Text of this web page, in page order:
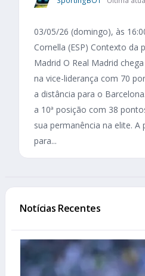
03/05/26 (domingo), às
Cornella (ESP) Contexto da
Madrid O Real Madrid
na vice-liderança com 70
a distância para o
a 10ª posição com 38
sua permanência na elite.
para...
Notícias Recentes